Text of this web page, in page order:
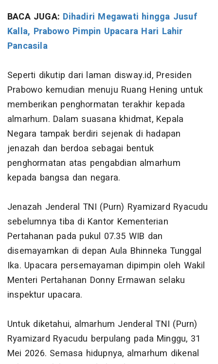
BACA JUGA: Dihadiri Megawati hingga Jusuf
Kalla, Prabowo Pimpin Upacara Hari Lahir
Pancasila
Seperti dikutip dari laman disway.id, Presiden
Prabowo kemudian menuju Ruang Hening untuk
memberikan penghormatan terakhir kepada
almarhum. Dalam suasana khidmat, Kepala
Negara tampak berdiri sejenak di hadapan
jenazah dan berdoa sebagai bentuk
penghormatan atas pengabdian almarhum
kepada bangsa dan negara.
Jenazah Jenderal TNI (Purn) Ryamizard Ryacudu
sebelumnya tiba di Kantor Kementerian
Pertahanan pada pukul 07.35 WIB dan
disemayamkan di depan Aula Bhinneka Tunggal
Ika. Upacara persemayaman dipimpin oleh Wakil
Menteri Pertahanan Donny Ermawan selaku
inspektur upacara.
Untuk diketahui, almarhum Jenderal TNI (Purn)
Ryamizard Ryacudu berpulang pada Minggu, 31
Mei 2026. Semasa hidupnya, almarhum dikenal